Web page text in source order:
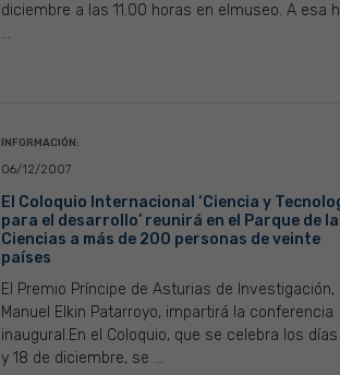
diciembre a las 11.00 horas en elmuseo. A esa
...
INFORMACIÓN:
06/12/2007
El Coloquio Internacional ‘Ciencia y
para el desarrollo’ reunirá en el Parque de
Ciencias a más de 200 personas de veinte
países
El Premio Príncipe de Asturias de Investigación,
Manuel Elkin Patarroyo, impartirá la conferencia
inaugural.En el Coloquio, que se celebra los días
y 18 de diciembre, se ...